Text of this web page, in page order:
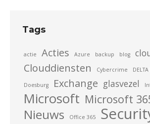
Tags
actie Acties Azure backup blog
Clouddiensten Cybercrime
Doesburg Exchange glasvezel
Microsoft Microsoft
Nieuws Office 365